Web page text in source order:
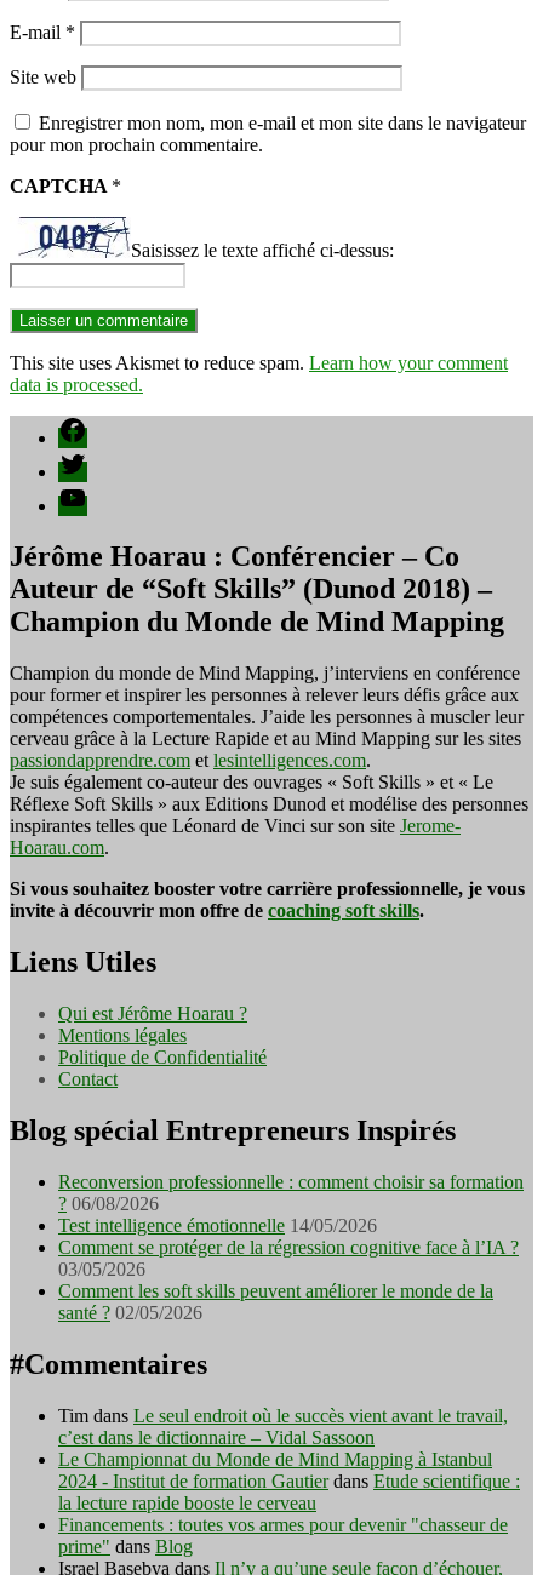
E-mail *
Site web
Enregistrer mon nom, mon e-mail et mon site dans le navigateur
pour mon prochain commentaire.
CAPTCHA *
Saisissez le texte affiché ci-dessus:
This site uses Akismet to reduce spam. Learn how your comment
data is processed.
Facebook
Twitter
YouTube
Jérôme Hoarau : Conférencier – Co
Auteur de “Soft Skills” (Dunod 2018) –
Champion du Monde de Mind Mapping
Champion du monde de Mind Mapping, j’interviens en conférence
pour former et inspirer les personnes à relever leurs défis grâce aux
compétences comportementales. J’aide les personnes à muscler leur
cerveau grâce à la Lecture Rapide et au Mind Mapping sur les sites
passiondapprendre.com et lesintelligences.com.
Je suis également co-auteur des ouvrages « Soft Skills » et « Le
Réflexe Soft Skills » aux Editions Dunod et modélise des personnes
inspirantes telles que Léonard de Vinci sur son site Jerome-
Hoarau.com.
Si vous souhaitez booster votre carrière professionnelle, je vous
invite à découvrir mon offre de coaching soft skills.
Liens Utiles
Qui est Jérôme Hoarau ?
Mentions légales
Politique de Confidentialité
Contact
Blog spécial Entrepreneurs Inspirés
Reconversion professionnelle : comment choisir sa formation
? 06/08/2026
Test intelligence émotionnelle 14/05/2026
Comment se protéger de la régression cognitive face à l’IA ?
03/05/2026
Comment les soft skills peuvent améliorer le monde de la
santé ? 02/05/2026
#Commentaires
Tim dans Le seul endroit où le succès vient avant le travail,
c’est dans le dictionnaire – Vidal Sassoon
Le Championnat du Monde de Mind Mapping à Istanbul
2024 - Institut de formation Gautierdans Etude scientifique :
la lecture rapide booste le cerveau
Financements : toutes vos armes pour devenir "chasseur de
prime" dans Blog
Israel Basebya dans Il n’y a qu’une seule façon d’échouer,